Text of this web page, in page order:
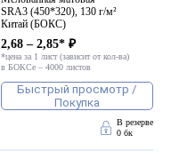
SRA3 (450*320), 130 г/м²
Китай (БОКС)
2,68 – 2,85* ₽
*цена за 1 лист (зависит от кол-ва)
в БОКСе – 4000 листов
Быстрый просмотр /
Покупка
В резерве
0 бк